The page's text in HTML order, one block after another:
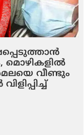
മൊഴികളില്‍
വീണ്ടും